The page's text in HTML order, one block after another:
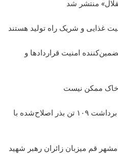
منتشر شد
غذایی و شریک راه تولید هستند
امنیت قراردادها و
خاک ممکن نیست
رکوردشکنی در تولید بذر کلزا؛ برداشت ۱۰۹ تن بذر اصلاح‌شده با
قم میزبان زائران رهبر شهید